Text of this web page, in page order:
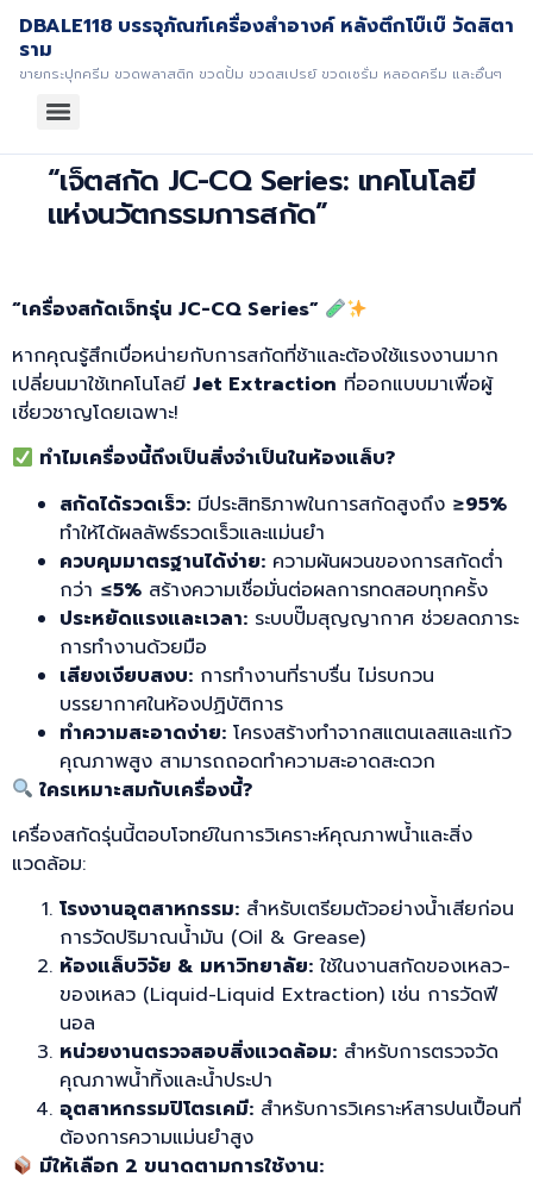
DBALE118 บรรจุภัณฑ์เครื่องสำอางค์ หลังตึกโบ๊เบ๊ วัดสิตา
ราม
ขายกระปุกครีม ขวดพลาสติก ขวดปั้ม ขวดสเปรย์ ขวดเซรั่ม หลอดครีม และอื่นๆ
“เจ็ตสกัด JC-CQ Series: เทคโนโลยี
แห่งนวัตกรรมการสกัด”
“เครื่องสกัดเจ็ทรุ่น JC-CQ Series”
หากคุณรู้สึกเบื่อหน่ายกับการสกัดที่ช้าและต้องใช้แรงงานมาก
เปลี่ยนมาใช้เทคโนโลยี Jet Extraction ที่ออกแบบมาเพื่อผู้
เชี่ยวชาญโดยเฉพาะ!
ทำไมเครื่องนี้ถึงเป็นสิ่งจำเป็นในห้องแล็บ?
สกัดได้รวดเร็ว: มีประสิทธิภาพในการสกัดสูงถึง ≥95%
ทำให้ได้ผลลัพธ์รวดเร็วและแม่นยำ
ควบคุมมาตรฐานได้ง่าย: ความผันผวนของการสกัดต่ำ
กว่า ≤5% สร้างความเชื่อมั่นต่อผลการทดสอบทุกครั้ง
ประหยัดแรงและเวลา: ระบบปั๊มสุญญากาศ ช่วยลดภาระ
การทำงานด้วยมือ
เสียงเงียบสงบ: การทำงานที่ราบรื่น ไม่รบกวน
บรรยากาศในห้องปฏิบัติการ
ทำความสะอาดง่าย: โครงสร้างทำจากสแตนเลสและแก้ว
คุณภาพสูง สามารถถอดทำความสะอาดสะดวก
ใครเหมาะสมกับเครื่องนี้?
เครื่องสกัดรุ่นนี้ตอบโจทย์ในการวิเคราะห์คุณภาพน้ำและสิ่ง
แวดล้อม:
โรงงานอุตสาหกรรม: สำหรับเตรียมตัวอย่างน้ำเสียก่อน
การวัดปริมาณน้ำมัน (Oil & Grease)
ห้องแล็บวิจัย & มหาวิทยาลัย: ใช้ในงานสกัดของเหลว-
ของเหลว (Liquid-Liquid Extraction) เช่น การวัดฟี
นอล
หน่วยงานตรวจสอบสิ่งแวดล้อม: สำหรับการตรวจวัด
คุณภาพน้ำทิ้งและน้ำประปา
อุตสาหกรรมปิโตรเคมี: สำหรับการวิเคราะห์สารปนเปื้อนที่
ต้องการความแม่นยำสูง
มีให้เลือก 2 ขนาดตามการใช้งาน: